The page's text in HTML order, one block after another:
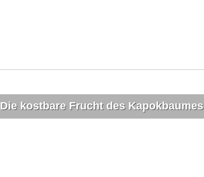
Die kostbare Frucht des Kapokbaumes